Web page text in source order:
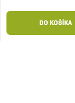
DO KOŠÍKA